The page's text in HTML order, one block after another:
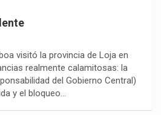
visitó la provincia de Loja en
realmente calamitosas: la
del Gobierno Central)
y el bloqueo…